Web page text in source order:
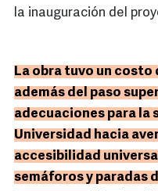
la inauguración del
La obra tuvo un costo
además del paso
adecuaciones para la
Universidad hacia
accesibilidad
semáforos y paradas